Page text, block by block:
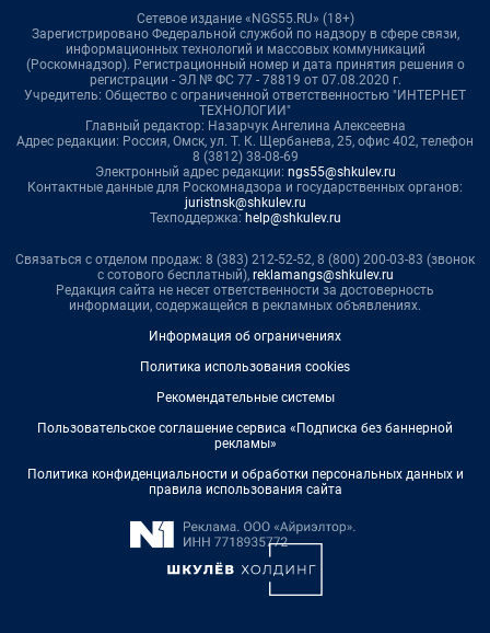
Сетевое издание «NGS55.RU» (18+)
Зарегистрировано Федеральной службой по надзору в сфере связи,
информационных технологий и массовых коммуникаций
(Роскомнадзор). Регистрационный номер и дата принятия решения о
регистрации - ЭЛ № ФС 77 - 78819 от 07.08.2020 г.
Учредитель: Общество с ограниченной ответственностью "ИНТЕРНЕТ
ТЕХНОЛОГИИ"
Главный редактор: Назарчук Ангелина Алексеевна
Адрес редакции: Россия, Омск, ул. Т. К. Щербанева, 25, офис 402, телефон
8 (3812) 38-08-69
Электронный адрес редакции: ngs55@shkulev.ru
Контактные данные для Роскомнадзора и государственных органов:
juristnsk@shkulev.ru
Техподдержка: help@shkulev.ru
Связаться с отделом продаж: 8 (383) 212-52-52, 8 (800) 200-03-83 (звонок
с сотового бесплатный), reklamangs@shkulev.ru
Редакция сайта не несет ответственности за достоверность
информации, содержащейся в рекламных объявлениях.
Информация об ограничениях
Политика использования cookies
Рекомендательные системы
Пользовательское соглашение сервиса «Подписка без баннерной
рекламы»
Политика конфиденциальности и обработки персональных данных и
правила использования сайта